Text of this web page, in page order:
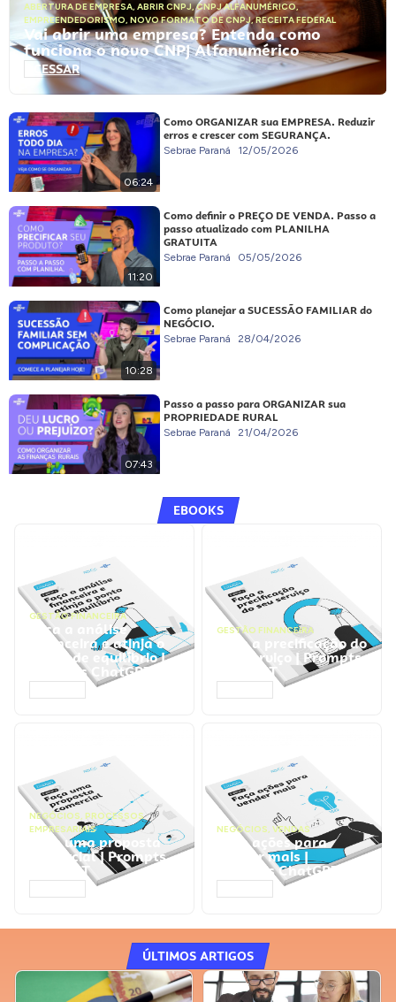
ABERTURA DE EMPRESA, ABRIR CNPJ,CNPJ ALFANUMÉRICO,
EMPREENDEDORISMO, NOVO FORMATO DE CNPJ,RECEITA FEDERAL
Vai abrir uma empresa? Entenda como
funciona o novo CNPJ Alfanumérico
ACESSAR
06:24
Como ORGANIZAR sua EMPRESA. Reduzir
erros e crescer com SEGURANÇA.
Sebrae Paraná 12/05/2026
11:20
Como definir o PREÇO DE VENDA. Passo a
passo atualizado com PLANILHA
GRATUITA
Sebrae Paraná 05/05/2026
10:28
Como planejar a SUCESSÃO FAMILIAR do
NEGÓCIO.
Sebrae Paraná 28/04/2026
07:43
Passo a passo para ORGANIZAR sua
PROPRIEDADE RURAL
Sebrae Paraná 21/04/2026
EBOOKS
GESTÃO FINANCEIRA
Faça a análise
financeira e atinja o
ponto de equilíbrio |
Prompts ChatGPT
GESTÃO FINANCEIRA
Faça a precificação do
seu serviço | Prompts
ChatGPT
NEGÓCIOS, PROCESSOS
EMPRESARIAIS
Faça uma proposta
comercial | Prompts
ChatGPT
NEGÓCIOS, VENDAS
Faça ações para
vender mais |
Prompts ChatGPT
ÚLTIMOS ARTIGOS